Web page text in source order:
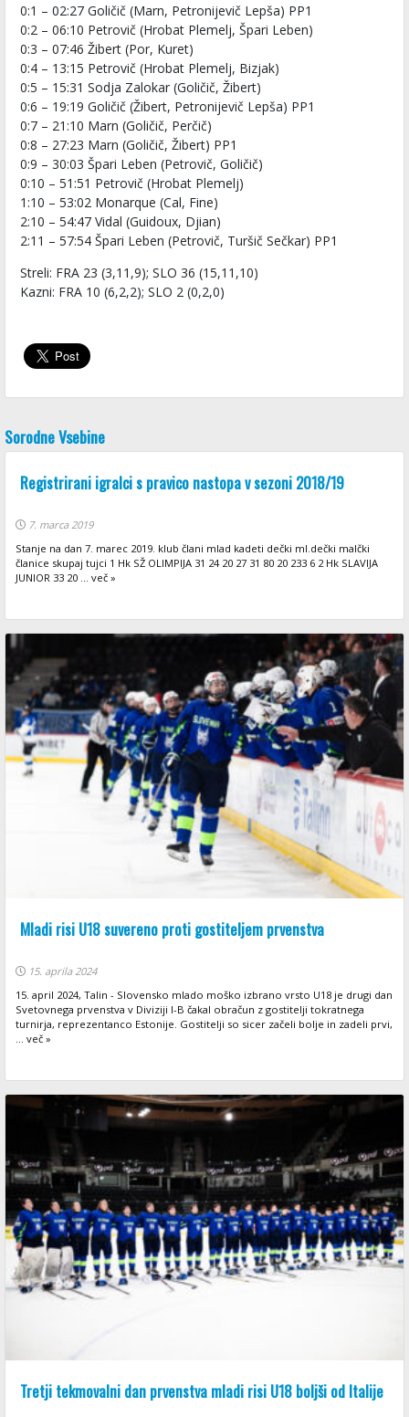
0:1 – 02:27 Goličič (Marn, Petronijevič Lepša) PP1
0:2 – 06:10 Petrovič (Hrobat Plemelj, Špari Leben)
0:3 – 07:46 Žibert (Por, Kuret)
0:4 – 13:15 Petrovič (Hrobat Plemelj, Bizjak)
0:5 – 15:31 Sodja Zalokar (Goličič, Žibert)
0:6 – 19:19 Goličič (Žibert, Petronijevič Lepša) PP1
0:7 – 21:10 Marn (Goličič, Perčič)
0:8 – 27:23 Marn (Goličič, Žibert) PP1
0:9 – 30:03 Špari Leben (Petrovič, Goličič)
0:10 – 51:51 Petrovič (Hrobat Plemelj)
1:10 – 53:02 Monarque (Cal, Fine)
2:10 – 54:47 Vidal (Guidoux, Djian)
2:11 – 57:54 Špari Leben (Petrovič, Turšič Sečkar) PP1
Streli: FRA 23 (3,11,9); SLO 36 (15,11,10)
Kazni: FRA 10 (6,2,2); SLO 2 (0,2,0)
Sorodne Vsebine
Registrirani igralci s pravico nastopa v sezoni 2018/19
7. marca 2019
Stanje na dan 7. marec 2019. klub člani mlad kadeti dečki ml.dečki malčki
članice skupaj tujci 1 Hk SŽ OLIMPIJA 31 24 20 27 31 80 20 233 6 2 Hk SLAVIJA
JUNIOR 33 20 ... več »
Mladi risi U18 suvereno proti gostiteljem prvenstva
15. aprila 2024
15. april 2024, Talin - Slovensko mlado moško izbrano vrsto U18 je drugi dan
Svetovnega prvenstva v Diviziji I-B čakal obračun z gostitelji tokratnega
turnirja, reprezentanco Estonije. Gostitelji so sicer začeli bolje in zadeli prvi,
... več »
Tretji tekmovalni dan prvenstva mladi risi U18 boljši od Italije